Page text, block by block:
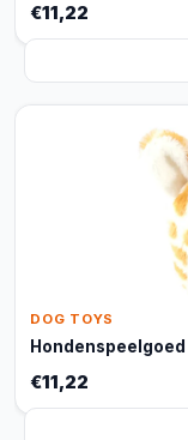
€11,22
DOG TOYS
€11,22